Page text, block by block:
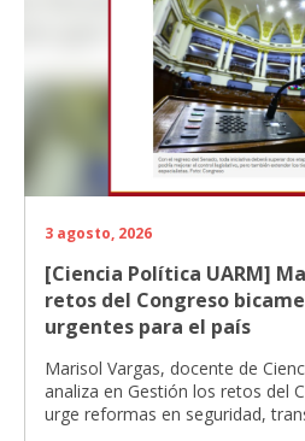
3 agosto, 2026
[Ciencia Política UARM]
retos del Congreso
urgentes para el país
Marisol Vargas, docente de
analiza en Gestión los retos del
urge reformas en seguridad,